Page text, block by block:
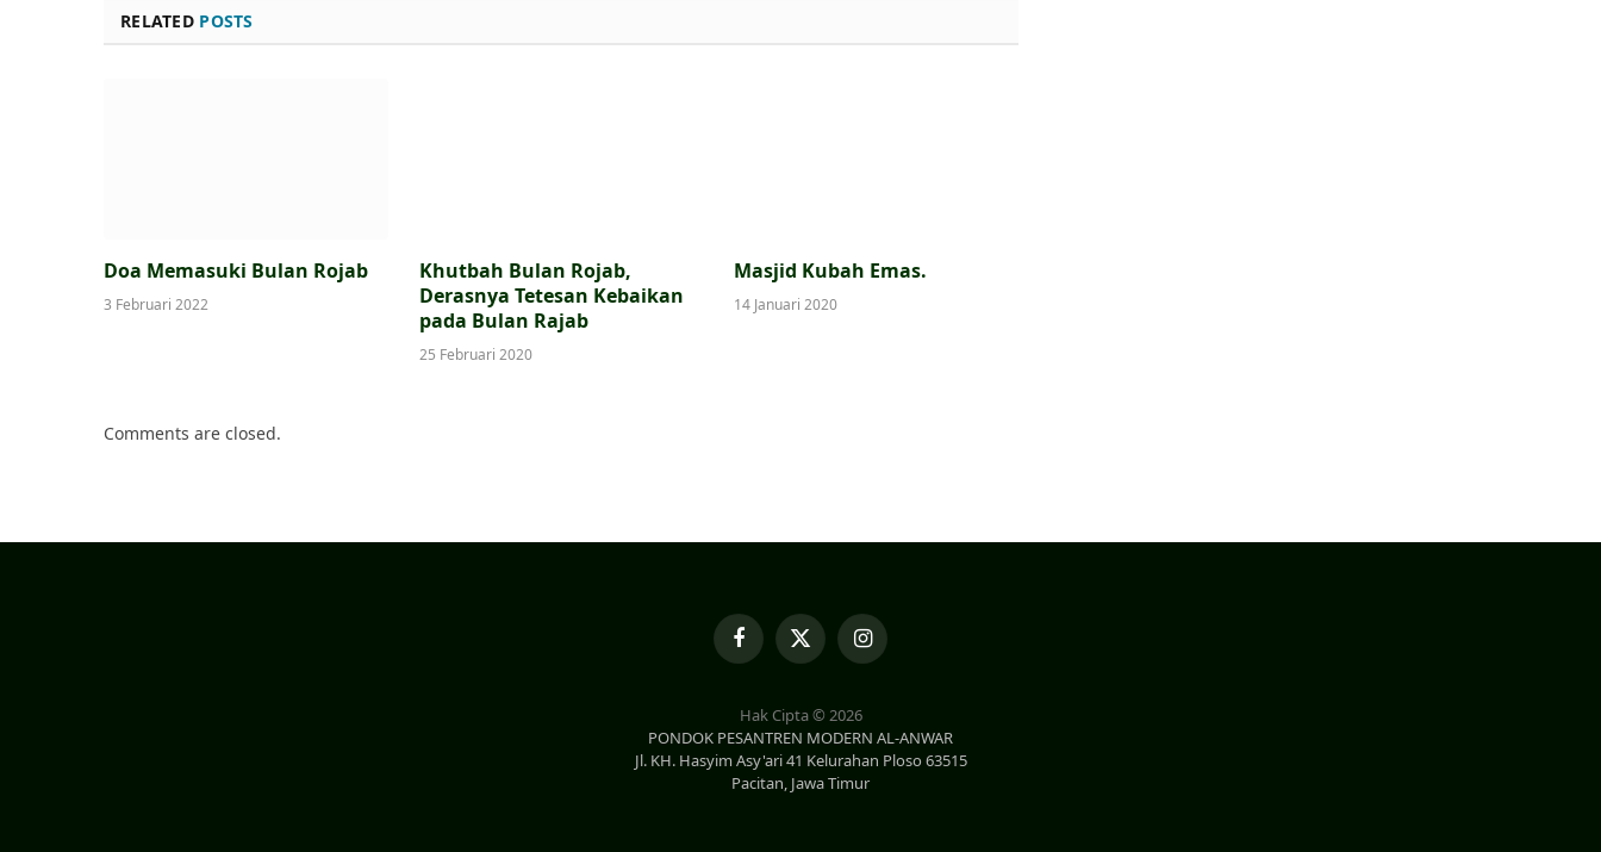
RELATED POSTS
Doa Memasuki Bulan Rojab
3 Februari 2022
Khutbah Bulan Rojab,
Derasnya Tetesan Kebaikan
pada Bulan Rajab
25 Februari 2020
Masjid Kubah Emas.
14 Januari 2020
Comments are closed.
FacebookX
(Twitter)
Instagram
Hak Cipta © 2026
PONDOK PESANTREN MODERN AL-ANWAR
Jl. KH. Hasyim Asy'ari 41 Kelurahan Ploso 63515
Pacitan, Jawa Timur